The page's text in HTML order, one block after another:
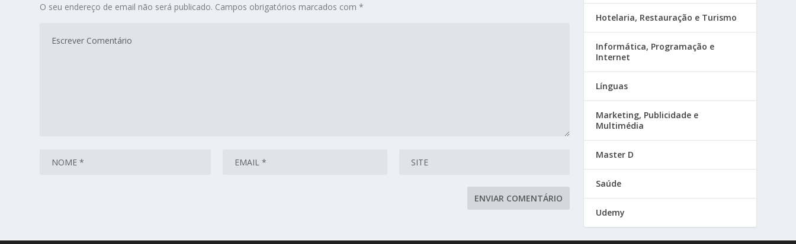
O seu endereço de email não será publicado. Campos obrigatórios marcados com*
Hotelaria, Restauração e Turismo
Informática, Programação e
Internet
Línguas
Marketing, Publicidade e
Multimédia
Master D
Saúde
Udemy